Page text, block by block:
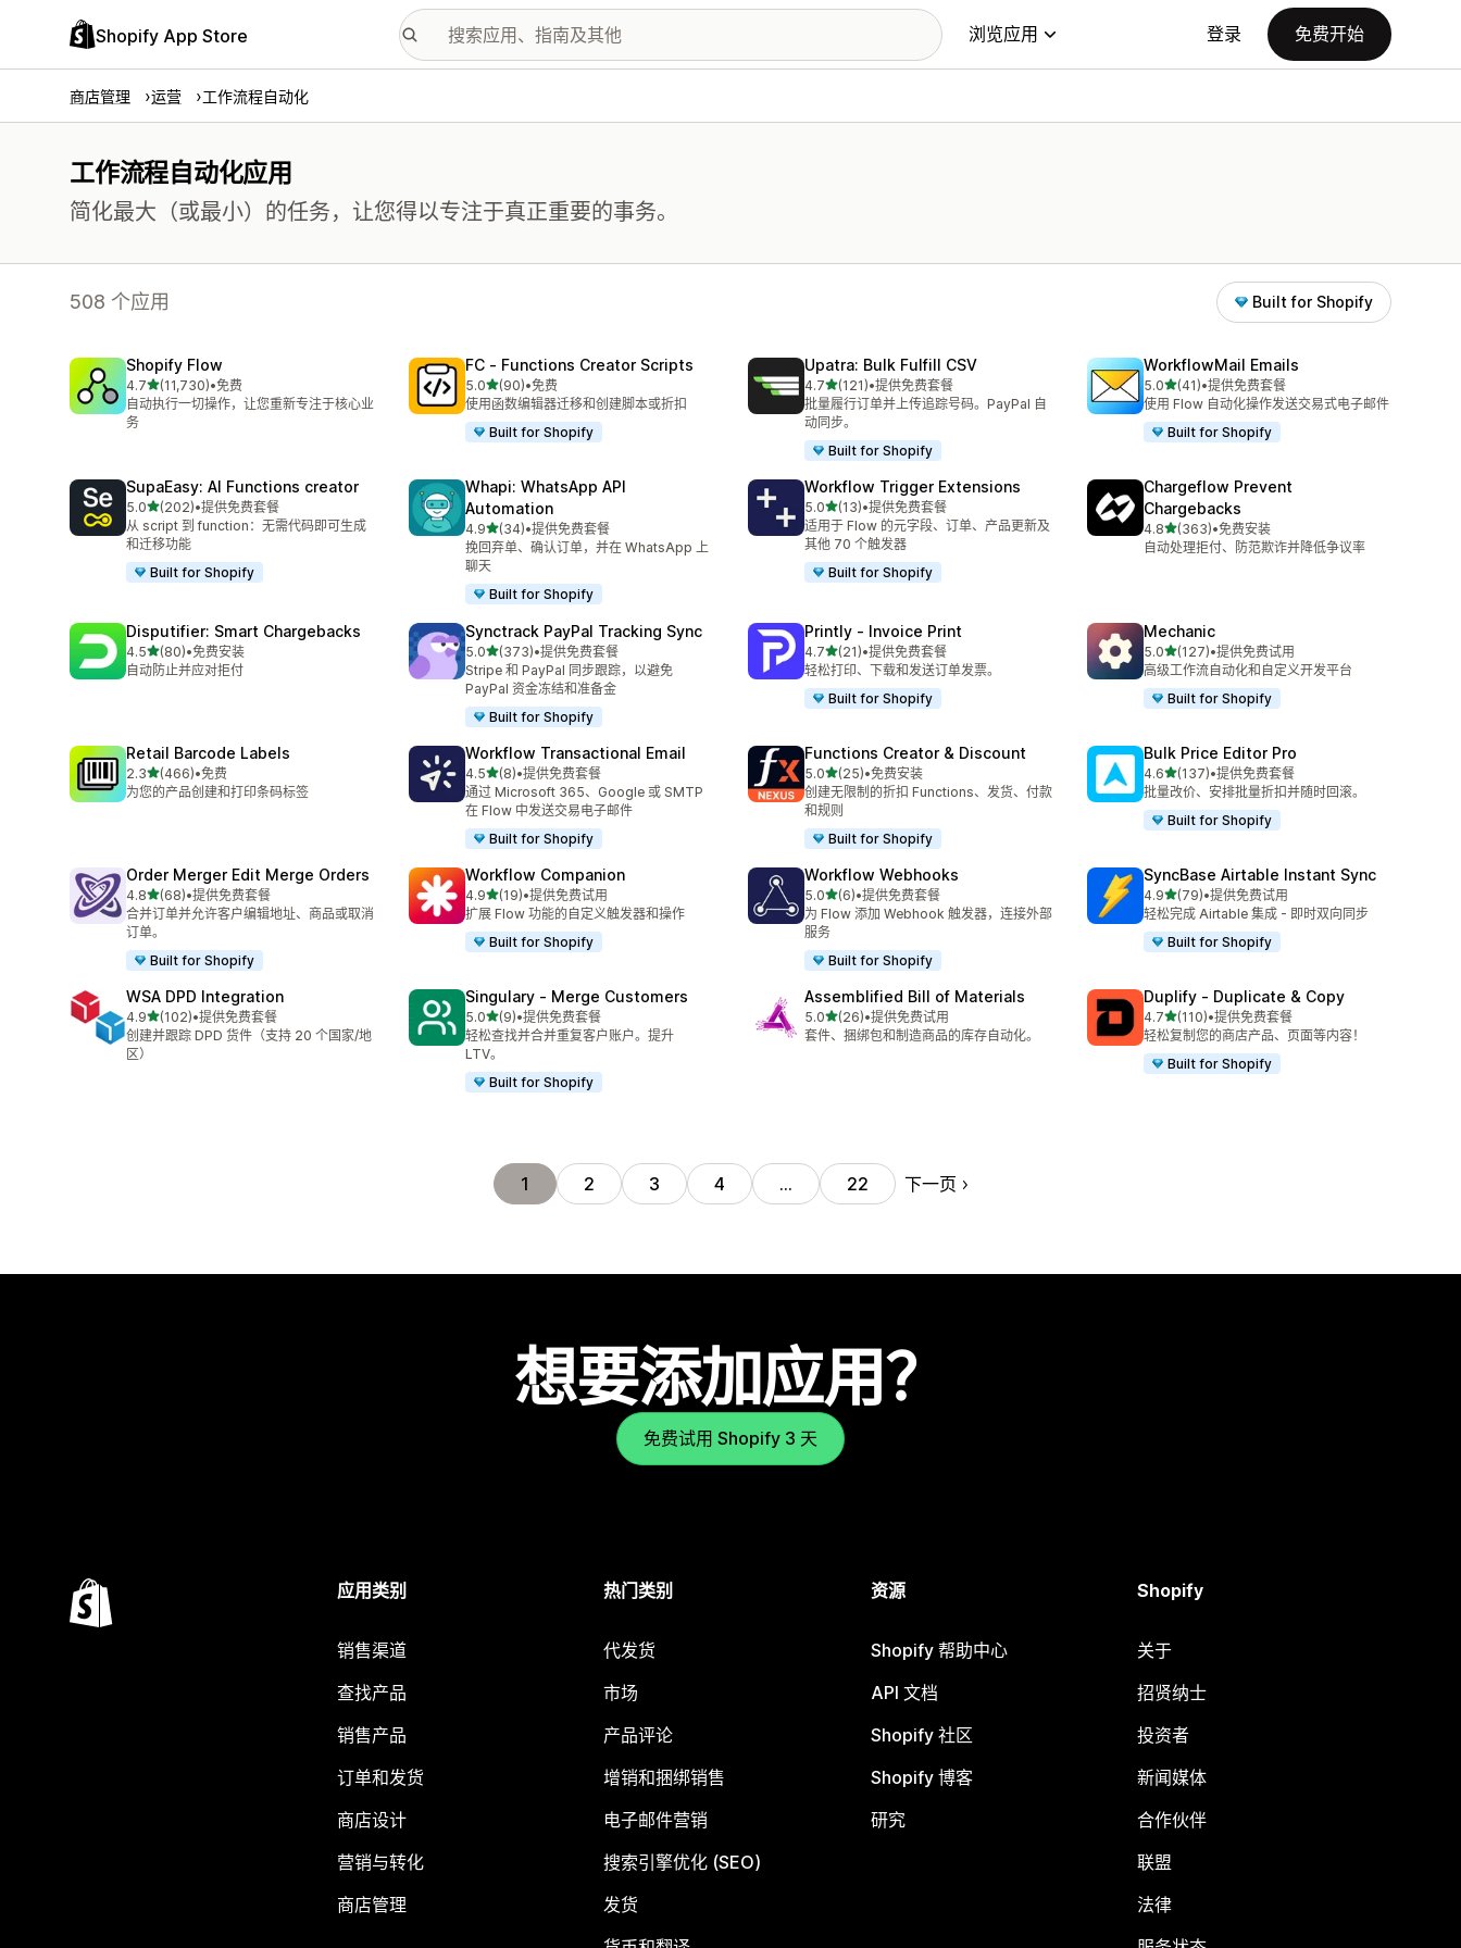
Shopify App Store 浏览应用 登录 免费开始
商店管理 运营 工作流程自动化
工作流程自动化应用
简化最大（或最小）的任务，让您得以专注于真正重要的事务。
508 个应用 Built for Shopify
Shopify Flow
4.7星（满分 5 星）
(11,730)
总共 11730 条评论
•免费
自动执行一切操作，让您重新专注于核心业
务
FC ‑ Functions Creator Scripts
5.0星（满分 5 星）
(90)
总共 90 条评论
•免费
使用函数编辑器迁移和创建脚本或折扣
Built for Shopify
Upatra: Bulk Fulfill CSV
4.7星（满分 5 星）
(121)
总共 121 条评论
•提供免费套餐
批量履行订单并上传追踪号码。PayPal 自
动同步。
Built for Shopify
WorkflowMail Emails
5.0星（满分 5 星）
(41)
总共 41 条评论
•提供免费套餐
使用 Flow 自动化操作发送交易式电子邮件
Built for Shopify
SupaEasy: AI Functions creator
5.0星（满分 5 星）
(202)
总共 202 条评论
•提供免费套餐
从 script 到 function：无需代码即可生成
和迁移功能
Built for Shopify
Whapi: WhatsApp API
Automation
4.9星（满分 5 星）
(34)
总共 34 条评论
•提供免费套餐
挽回弃单、确认订单，并在 WhatsApp 上
聊天
Built for Shopify
Workflow Trigger Extensions
5.0星（满分 5 星）
(13)
总共 13 条评论
•提供免费套餐
适用于 Flow 的元字段、订单、产品更新及
其他 70 个触发器
Built for Shopify
Chargeflow Prevent
Chargebacks
4.8星（满分 5 星）
(363)
总共 363 条评论
•免费安装
自动处理拒付、防范欺诈并降低争议率
Disputifier: Smart Chargebacks
4.5星（满分 5 星）
(80)
总共 80 条评论
•免费安装
自动防止并应对拒付
Synctrack PayPal Tracking Sync
5.0星（满分 5 星）
(373)
总共 373 条评论
•提供免费套餐
Stripe 和 PayPal 同步跟踪，以避免
PayPal 资金冻结和准备金
Built for Shopify
Printly ‑ Invoice Print
4.7星（满分 5 星）
(21)
总共 21 条评论
•提供免费套餐
轻松打印、下载和发送订单发票。
Built for Shopify
Mechanic
5.0星（满分 5 星）
(127)
总共 127 条评论
•提供免费试用
高级工作流自动化和自定义开发平台
Built for Shopify
Retail Barcode Labels
2.3星（满分 5 星）
(466)
总共 466 条评论
•免费
为您的产品创建和打印条码标签
Workflow Transactional Email
4.5星（满分 5 星）
(8)
总共 8 条评论
•提供免费套餐
通过 Microsoft 365、Google 或 SMTP
在 Flow 中发送交易电子邮件
Built for Shopify
Functions Creator & Discount
5.0星（满分 5 星）
(25)
总共 25 条评论
•免费安装
创建无限制的折扣 Functions、发货、付款
和规则
Built for Shopify
Bulk Price Editor Pro
4.6星（满分 5 星）
(137)
总共 137 条评论
•提供免费套餐
批量改价、安排批量折扣并随时回滚。
Built for Shopify
Order Merger Edit Merge Orders
4.8星（满分 5 星）
(68)
总共 68 条评论
•提供免费套餐
合并订单并允许客户编辑地址、商品或取消
订单。
Built for Shopify
Workflow Companion
4.9星（满分 5 星）
(19)
总共 19 条评论
•提供免费试用
扩展 Flow 功能的自定义触发器和操作
Built for Shopify
Workflow Webhooks
5.0星（满分 5 星）
(6)
总共 6 条评论
•提供免费套餐
为 Flow 添加 Webhook 触发器，连接外部
服务
Built for Shopify
SyncBase Airtable Instant Sync
4.9星（满分 5 星）
(79)
总共 79 条评论
•提供免费试用
轻松完成 Airtable 集成 - 即时双向同步
Built for Shopify
WSA DPD Integration
4.9星（满分 5 星）
(102)
总共 102 条评论
•提供免费套餐
创建并跟踪 DPD 货件（支持 20 个国家/地
区）
Singulary ‑ Merge Customers
5.0星（满分 5 星）
(9)
总共 9 条评论
•提供免费套餐
轻松查找并合并重复客户账户。提升
LTV。
Built for Shopify
Assemblified Bill of Materials
5.0星（满分 5 星）
(26)
总共 26 条评论
•提供免费试用
套件、捆绑包和制造商品的库存自动化。
Duplify ‑ Duplicate & Copy
4.7星（满分 5 星）
(110)
总共 110 条评论
•提供免费套餐
轻松复制您的商店产品、页面等内容！
Built for Shopify
1 2 3 4 … 22 下一页
想要添加应用？
免费试用 Shopify 3 天
应用类别
销售渠道
查找产品
销售产品
订单和发货
商店设计
营销与转化
商店管理
热门类别
代发货
市场
产品评论
增销和捆绑销售
电子邮件营销
搜索引擎优化 (SEO)
发货
资源
Shopify 帮助中心
API 文档
Shopify 社区
Shopify 博客
研究
Shopify
关于
招贤纳士
投资者
新闻媒体
合作伙伴
联盟
法律